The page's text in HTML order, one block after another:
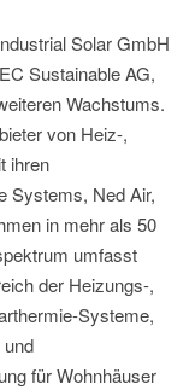
Solar GmbH
Sustainable AG,
Wachstums.
von Heiz-,
ihren
Systems, Ned Air,
in mehr als 50
umfasst
der Heizungs-,
Systeme,
für Wohnhäuser